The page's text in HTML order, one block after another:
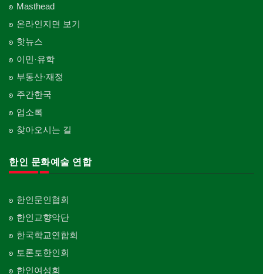
Masthead
온라인지면 보기
핫뉴스
이민·유학
부동산·재정
주간한국
업소록
찾아오시는 길
한인 문화예술 연합
한인문인협회
한인교향악단
한국학교연합회
토론토한인회
한인여성회